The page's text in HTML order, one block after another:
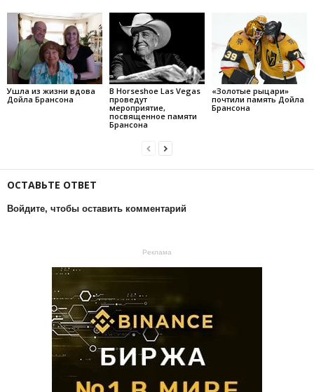
Ушла из жизни вдова
Дойла Брансона
В Horseshoe Las Vegas
проведут
мероприятие,
посвященное памяти
Брансона
«Золотые рыцари»
почтили память Дойла
Брансона
ОСТАВЬТЕ ОТВЕТ
Войдите, чтобы оставить комментарий
Реклама